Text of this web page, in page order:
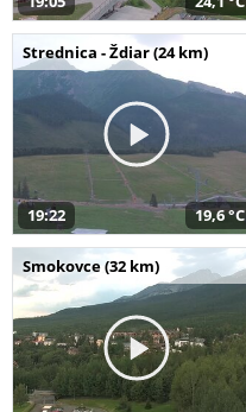
Strednica - Ždiar (24 km)
19:22 19,6 °C
Smokovce (32 km)